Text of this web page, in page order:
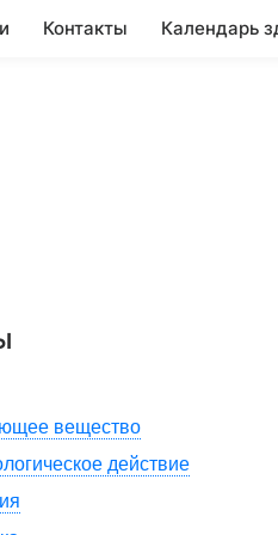
Контакты Календарь
вещество
действие